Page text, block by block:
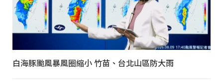
白海豚颱風暴風圈縮小 竹苗、台北山區防大雨